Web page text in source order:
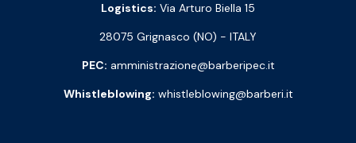
Logistics: Via Arturo Biella 15
28075 Grignasco (NO) - ITALY
PEC: amministrazione@barberipec.it
Whistleblowing: whistleblowing@barberi.it